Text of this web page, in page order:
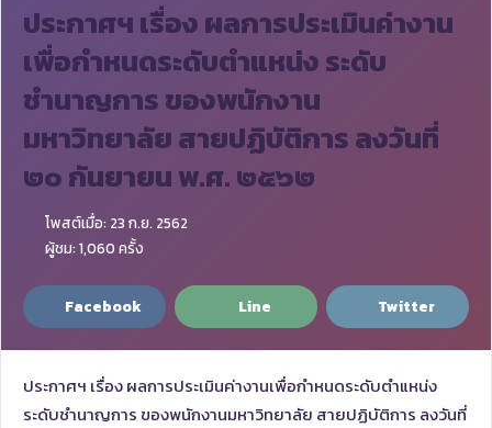
ประกาศฯ เรื่อง ผลการประเมินค่างาน
เพื่อกำหนดระดับตำแหน่ง ระดับ
ชำนาญการ ของพนักงาน
มหาวิทยาลัย สายปฏิบัติการ ลงวันที่
๒๐ กันยายน พ.ศ. ๒๕๖๒
โพสต์เมื่อ: 23 ก.ย. 2562
ผู้ชม: 1,060 ครั้ง
Facebook Line Twitter
ประกาศฯ เรื่อง ผลการประเมินค่างานเพื่อกำหนดระดับตำแหน่ง
ระดับชำนาญการ ของพนักงานมหาวิทยาลัย สายปฏิบัติการ ลงวันที่